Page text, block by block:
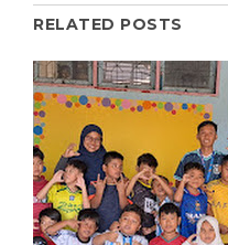
RELATED POSTS